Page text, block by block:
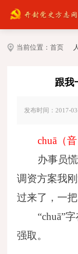
当前位置： 首页
跟我
发布时间：2017-
chuā（音
办事员
调资方案我
过来了，一把
“chuā”
强取。